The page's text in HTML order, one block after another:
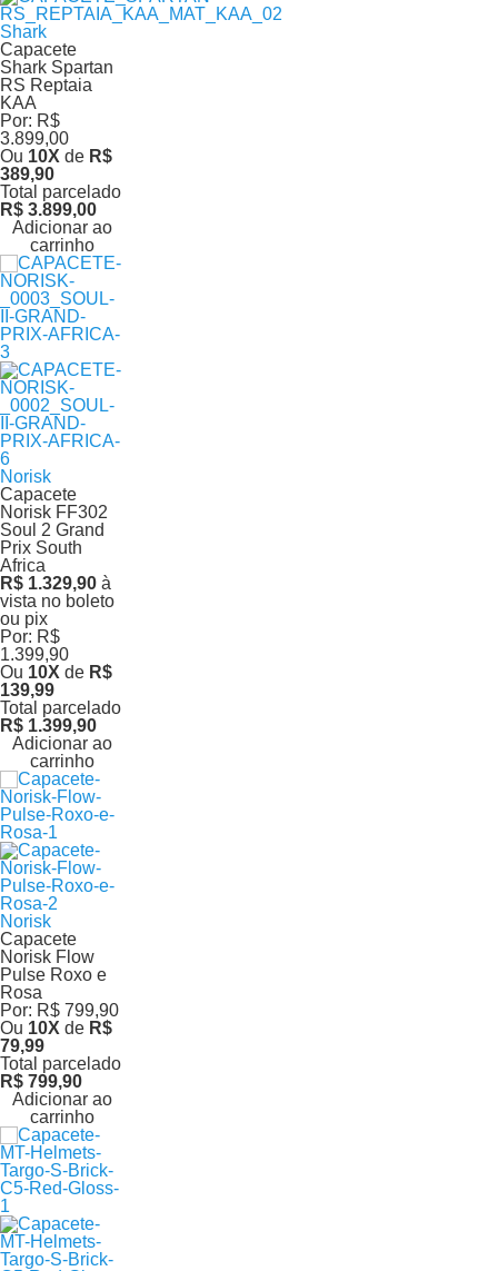
Shark
Capacete
Shark Spartan
RS Reptaia
KAA
Por: R$
3.899,00
Ou 10X de R$
389,90
Total parcelado
R$ 3.899,00
Adicionar ao
carrinho
Norisk
Capacete
Norisk FF302
Soul 2 Grand
Prix South
Africa
R$ 1.329,90 à
vista no boleto
ou pix
Por: R$
1.399,90
Ou 10X de R$
139,99
Total parcelado
R$ 1.399,90
Adicionar ao
carrinho
Norisk
Capacete
Norisk Flow
Pulse Roxo e
Rosa
Por: R$ 799,90
Ou 10X de R$
79,99
Total parcelado
R$ 799,90
Adicionar ao
carrinho